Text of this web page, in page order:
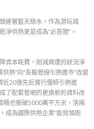
著藍天綠水。作為游玩城
供熱更是成為“必答題”。
本耗費，削減周遭的狀況淨
熱”向“長輸管線引熱進市”改變
近20億先后實行偃師引熱進
了配套管網的更換新的資料改
積也衝破5000萬平方米，洛陽
成為國際供熱企業“能效領跑